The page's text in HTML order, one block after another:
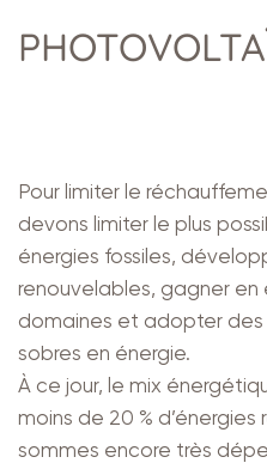
Pour limiter le
devons limiter le plus
énergies fossiles,
renouvelables, gagner
domaines et adopter
sobres en énergie.
À ce jour, le mix
moins de 20 %
sommes encore très